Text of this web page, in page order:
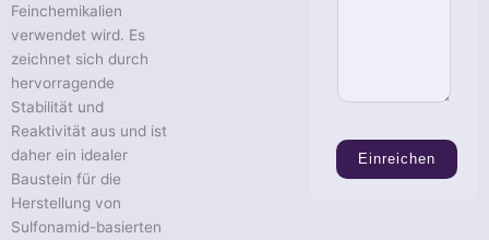
Feinchemikalien
verwendet wird. Es
zeichnet sich durch
hervorragende
Stabilität und
Reaktivität aus und ist
daher ein idealer
Baustein für die
Herstellung von
Sulfonamid-basierten
N
-
M
Einreichen